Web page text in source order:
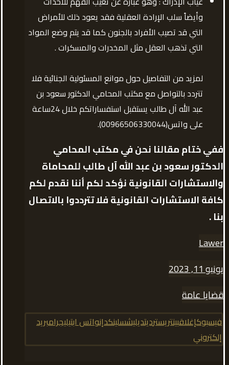
وأيضاً سلب الإرادة العقلية فقد يعود ذلك للأمراض
التي قد تصيب الأفراد بالجنون كما قد يتم وضع المواد
التي تذهب العقل مثل المخدرات والمسكرات .
لمزيد من التفاصيل حول موانع المسئولية الجنائية فلا
تتردد بالتواصل مع مكتب المحامي الدكتور سعود بن
عبد الله آل طالب يستقبل استفساراتكم خلال 24ساعة
على واتس(00966506330044).
ففي ختام مقالنا نحن في مكتب المحامي
الدكتور سعود بن عبد الله آل طالب للمحاماة
والاستشارات القانونية نؤكد لكم أننا نقدم لكم
كافة الاستشارات القانونية فلا تترددوا بالاتصال
بنا .
Lawer
يونيو 11, 2023
قضايا عامة
فيسبوكإغلاقبينتريسترديتديليشسلينكدإنواتس ابتيليجرامبريد
إلكتروني